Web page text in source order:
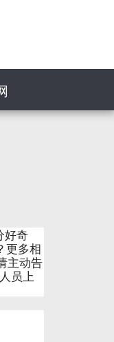
好奇
更多相
主动告
员上